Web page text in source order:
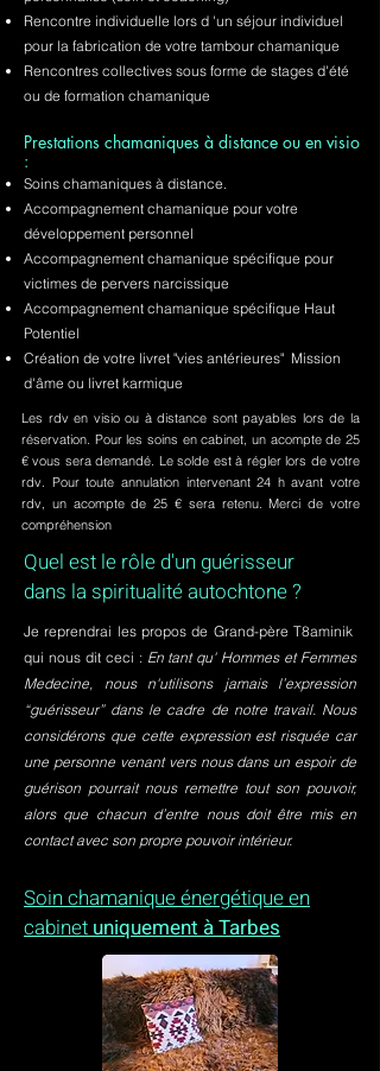
Rencontre individuelle lors d 'un séjour individuel
pour la fabrication de votre tambour chamanique
Rencontres collectives sous forme de stages d'été
ou de formation chamanique
Prestations chamaniques à distance ou en visio
:
Soins chamaniques à distance.
Accompagnement chamanique pour votre
développement personnel
Accompagnement chamanique spécifique pour
victimes de pervers narcissique
Accompagnement chamanique spécifique Haut
Potentiel
Création de votre livret "vies antérieures" Mission
d'âme ou livret karmique
Les rdv en visio ou à distance sont payables lors de la
réservation. Pour les soins en cabinet, un acompte de 25
€ vous sera demandé. Le solde est à régler lors de votre
rdv. Pour toute annulation intervenant 24 h avant votre
rdv, un acompte de 25 € sera retenu. Merci de votre
compréhension
Quel est le rôle d'un guérisseur
dans la spiritualité autochtone ?
Je reprendrai les propos de Grand-père T8aminik
qui nous dit ceci : En tant qu' Hommes et Femmes
Medecine, nous n'utilisons jamais l’expression
“guérisseur” dans le cadre de notre travail. Nous
considérons que cette expression est risquée car
une personne venant vers nous dans un espoir de
guérison pourrait nous remettre tout son pouvoir,
alors que chacun d’entre nous doit être mis en
contact avec son propre pouvoir intérieur.
Soin chamanique énergétique en
cabinet uniquement à Tarbes